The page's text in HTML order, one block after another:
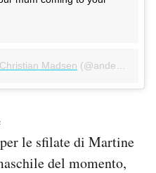
Madsen (@anderschristianmadsen) in data:
per le sfilate di Martine
del momento,